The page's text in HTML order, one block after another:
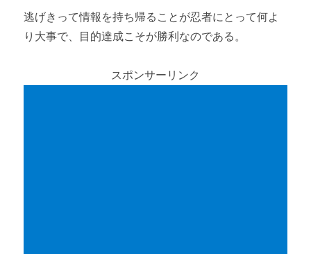
逃げきって情報を持ち帰ることが忍者にとって何よ
り大事で、目的達成こそが勝利なのである。
スポンサーリンク